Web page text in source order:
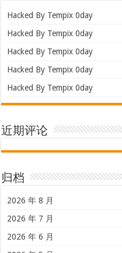
Hacked By Tempix 0day
Hacked By Tempix 0day
Hacked By Tempix 0day
Hacked By Tempix 0day
Hacked By Tempix 0day
近期评论
归档
2026 年 8 月
2026 年 7 月
2026 年 6 月